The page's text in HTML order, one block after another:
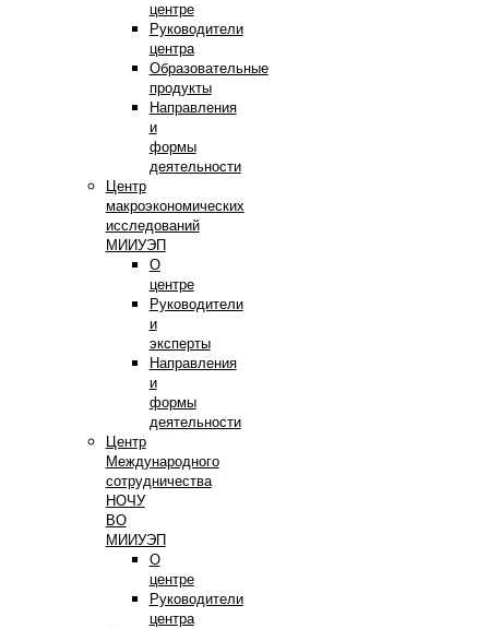
центре
Руководители
центра
Образовательные
продукты
Направления
и
формы
деятельности
Центр
макроэкономических
исследований
МИИУЭП
О
центре
Руководители
и
эксперты
Направления
и
формы
деятельности
Центр
Международного
сотрудничества
НОЧУ
ВО
МИИУЭП
О
центре
Руководители
центра